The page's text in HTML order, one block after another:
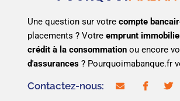
Une question sur votrecompte
placements ? Votreemprunt
crédit à la consommation ou encore
d'assurances ? Pourquoimabanque.fr
Contactez-nous: facebook